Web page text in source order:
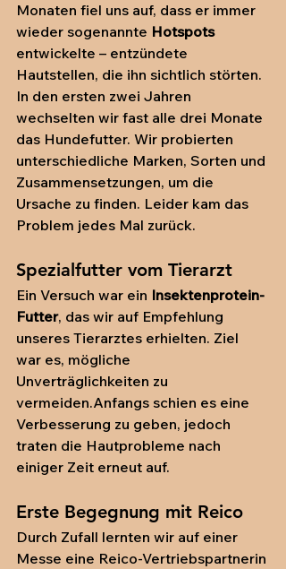
Monaten fiel uns auf, dass er immer
wieder sogenannte Hotspots
entwickelte – entzündete
Hautstellen, die ihn sichtlich störten.
In den ersten zwei Jahren
wechselten wir fast alle drei Monate
das Hundefutter. Wir probierten
unterschiedliche Marken, Sorten und
Zusammensetzungen, um die
Ursache zu finden. Leider kam das
Problem jedes Mal zurück.
Spezialfutter vom Tierarzt
Ein Versuch war ein Insektenprotein-
Futter, das wir auf Empfehlung
unseres Tierarztes erhielten. Ziel
war es, mögliche
Unverträglichkeiten zu
vermeiden.Anfangs schien es eine
Verbesserung zu geben, jedoch
traten die Hautprobleme nach
einiger Zeit erneut auf.
Erste Begegnung mit Reico
Durch Zufall lernten wir auf einer
Messe eine Reico-Vertriebspartnerin